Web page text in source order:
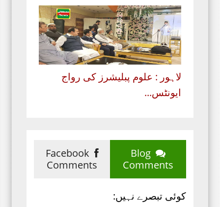
لاہور : علوم پبلیشرز کی رواج
ایونٹس...
Blog
Comments
Facebook
Comments
کوئی تبصرے نہیں: